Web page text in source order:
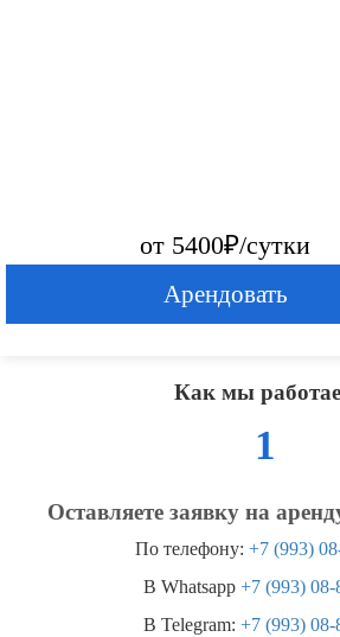
от 5400₽/сутки
Арендовать
Как мы
1
Оставляете заявку на
По телефону: +7 (993)
В Whatsapp +7 (993) 08-
В Telegram: +7 (993) 08-